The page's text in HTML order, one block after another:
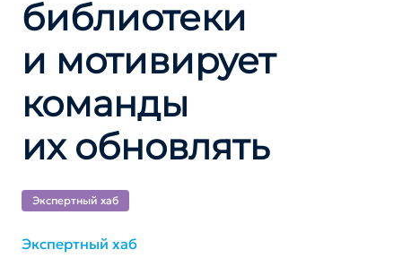
библиотеки
и мотивирует
команды
их обновлять
Экспертный хаб
Экспертный хаб